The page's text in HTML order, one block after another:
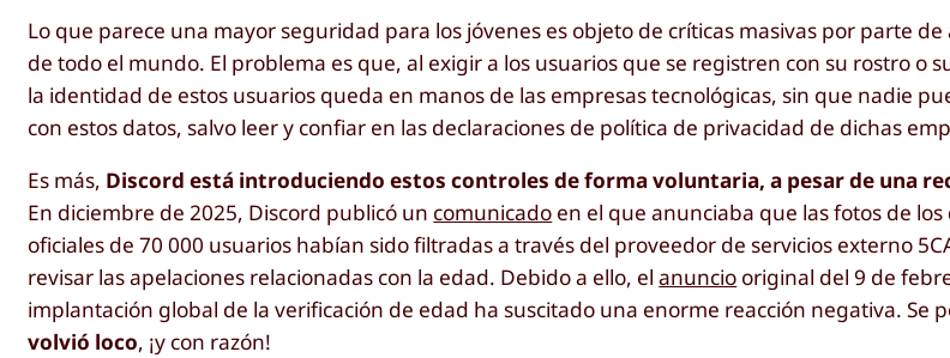
Lo que parece una mayor seguridad para los jóvenes es objeto de críticas masivas por parte
de todo el mundo. El problema es que, al exigir a los usuarios que se registren con su rostro o
la identidad de estos usuarios queda en manos de las empresas tecnológicas, sin que nadie
con estos datos, salvo leer y confiar en las declaraciones de política de privacidad de dichas
Es más, Discord está introduciendo estos controles de forma voluntaria, a pesar de una
En diciembre de 2025, Discord publicó un comunicado en el que anunciaba que las fotos de
oficiales de 70 000 usuarios habían sido filtradas a través del proveedor de servicios externo
revisar las apelaciones relacionadas con la edad. Debido a ello, elanuncio original del 9 de
implantación global de la verificación de edad ha suscitado una enorme reacción negativa. Se
volvió loco, ¡y con razón!